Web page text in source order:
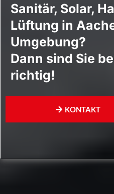
Sanitär, Solar,
Lüftung in
Umgebung?
Dann sind Sie
richtig!
KONTAKT